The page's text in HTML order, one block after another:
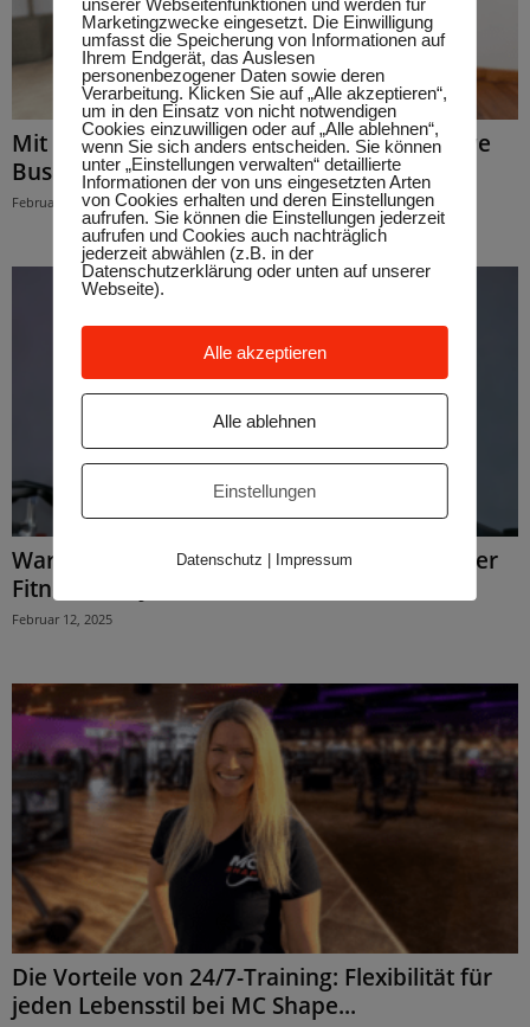
Mit Bewegung gegen den Schmerz: Wie Uwe
Buschhorn Menschen hilft, fitter...
Februar 12, 2025
Warum Group Fitness der Schlüssel zu deiner
Fitness ist – Josef...
Februar 12, 2025
Die Vorteile von 24/7-Training: Flexibilität für
jeden Lebensstil bei MC Shape...
Marketingzwecke eingesetzt. Die Einwilligung
umfasst die Speicherung von Informationen auf
Ihrem Endgerät, das Auslesen
personenbezogener Daten sowie deren
Verarbeitung. Klicken Sie auf „Alle akzeptieren“,
um in den Einsatz von nicht notwendigen
Cookies einzuwilligen oder auf „Alle ablehnen“,
wenn Sie sich anders entscheiden. Sie können
unter „Einstellungen verwalten“ detaillierte
Informationen der von uns eingesetzten Arten
von Cookies erhalten und deren Einstellungen
aufrufen. Sie können die Einstellungen jederzeit
aufrufen und Cookies auch nachträglich
jederzeit abwählen (z.B. in der
Datenschutzerklärung oder unten auf unserer
Webseite).
Alle akzeptieren
Alle ablehnen
Einstellungen
Datenschutz | Impressum